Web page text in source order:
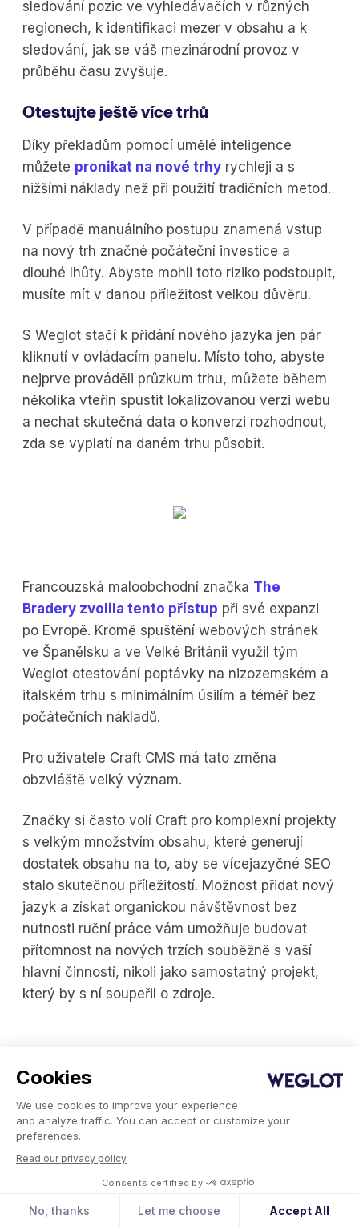
Cookies
We use cookies to improve your experience
and analyze traffic. You can accept or customize your
preferences.
Read our privacy policy
Consents certified by
No, thanks Let me choose Accept All
sledování pozic ve vyhledávačích v různých
regionech, k identifikaci mezer v obsahu a k
sledování, jak se váš mezinárodní provoz v
průběhu času zvyšuje.
Otestujte ještě více trhů
Díky překladům pomocí umělé inteligence
můžete pronikat na nové trhy rychleji a s
nižšími náklady než při použití tradičních metod.
V případě manuálního postupu znamená vstup
na nový trh značné počáteční investice a
dlouhé lhůty. Abyste mohli toto riziko podstoupit,
musíte mít v danou příležitost velkou důvěru.
S Weglot stačí k přidání nového jazyka jen pár
kliknutí v ovládacím panelu. Místo toho, abyste
nejprve prováděli průzkum trhu, můžete během
několika vteřin spustit lokalizovanou verzi webu
a nechat skutečná data o konverzi rozhodnout,
zda se vyplatí na daném trhu působit.
Francouzská maloobchodní značka The
Bradery zvolila tento přístup při své expanzi
po Evropě. Kromě spuštění webových stránek
ve Španělsku a ve Velké Británii využil tým
Weglot otestování poptávky na nizozemském a
italském trhu s minimálním úsilím a téměř bez
počátečních nákladů.
Pro uživatele Craft CMS má tato změna
obzvláště velký význam.
Značky si často volí Craft pro komplexní projekty
s velkým množstvím obsahu, které generují
dostatek obsahu na to, aby se vícejazyčné SEO
stalo skutečnou příležitostí. Možnost přidat nový
jazyk a získat organickou návštěvnost bez
nutnosti ruční práce vám umožňuje budovat
přítomnost na nových trzích souběžně s vaší
hlavní činností, nikoli jako samostatný projekt,
který by s ní soupeřil o zdroje.
svůj řemeslný web
Správný plugin pro umělou inteligenci dokáže
přeložit celý váš web v systému Craft během
několika vteřin.
Weglot všechnu náročnou práci, od přesných